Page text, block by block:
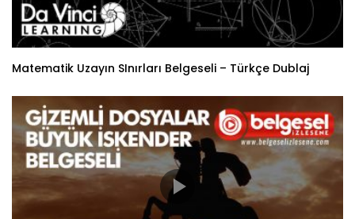
Matematik Uzayın SInırları Belgeseli – Türkçe Dublaj